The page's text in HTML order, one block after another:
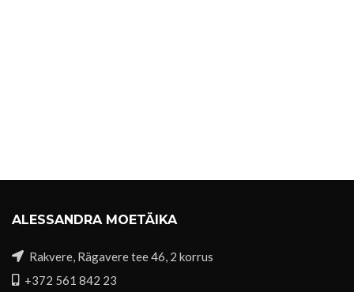
ALESSANDRA MOETÄIKA
Rakvere, Rägavere tee 46, 2 korrus
+372 561 842 23